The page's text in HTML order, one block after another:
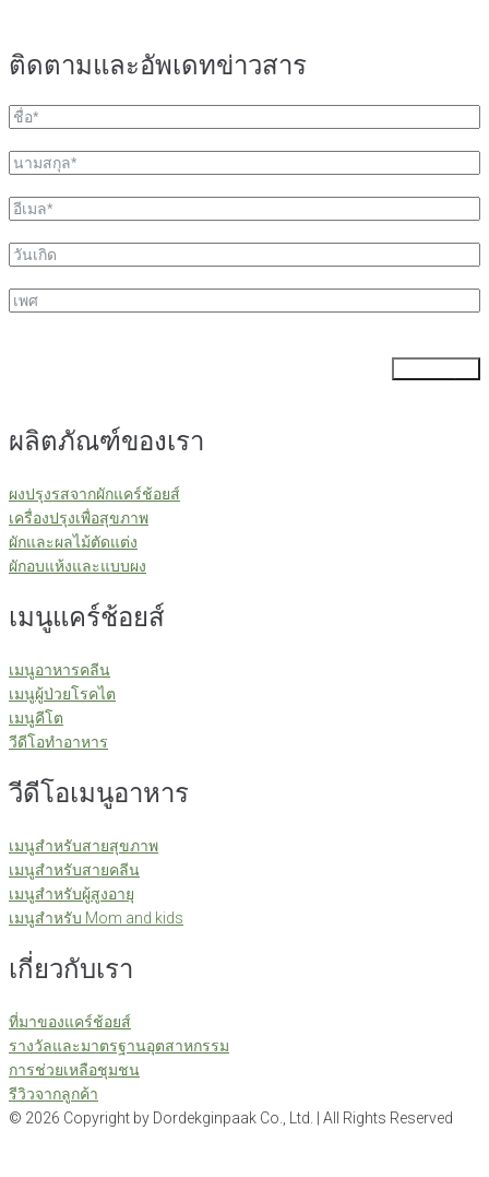
ติดตามและอัพเดทข่าวสาร
ผลิตภัณฑ์ของเรา
ผงปรุงรสจากผักแคร์ช้อยส์
เครื่องปรุงเพื่อสุขภาพ
ผักและผลไม้ตัดแต่ง
ผักอบแห้งและแบบผง
เมนูแคร์ช้อยส์
เมนูอาหารคลีน
เมนูผู้ป่วยโรคไต
เมนูคีโต
วีดีโอทำอาหาร
วีดีโอเมนูอาหาร
เมนูสำหรับสายสุขภาพ
เมนูสำหรับสายคลีน
เมนูสำหรับผู้สูงอายุ
เมนูสำหรับ Mom and kids
เกี่ยวกับเรา
ที่มาของแคร์ช้อยส์
รางวัลและมาตรฐานอุตสาหกรรม
การช่วยเหลือชุมชน
รีวิวจากลูกค้า
© 2026 Copyright by Dordekginpaak Co., Ltd. | All Rights Reserved